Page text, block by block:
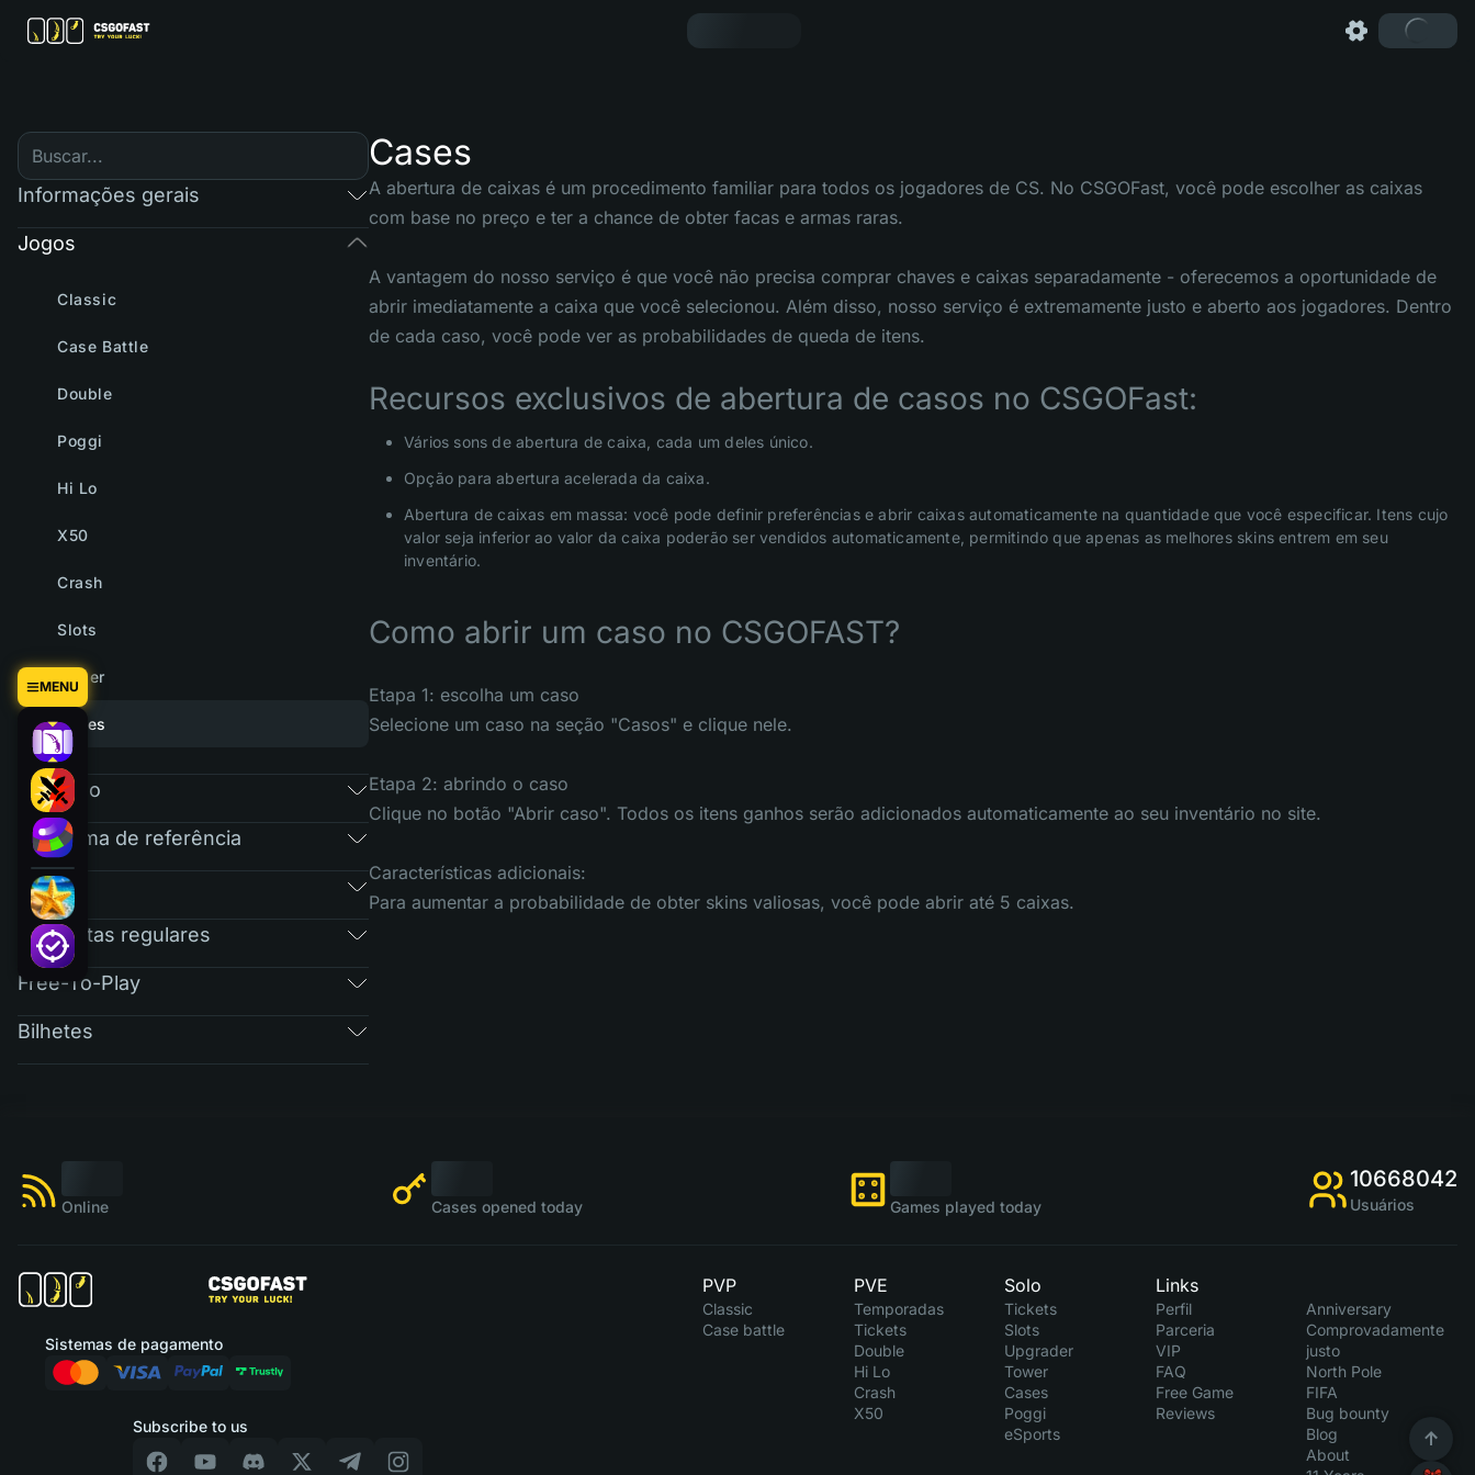
MENU
Informações gerais
Jogos
Classic
Case Battle
Double
Poggi
Hi Lo
X50
Crash
Slots
Tower
Cases
Mercado
Programa de referência
RAIN
Perguntas regulares
Free-To-Play
Bilhetes
Cases
A abertura de caixas é um procedimento familiar para todos os jogadores de CS. No CSGOFast, você pode escolher as caixas
com base no preço e ter a chance de obter facas e armas raras.
A vantagem do nosso serviço é que você não precisa comprar chaves e caixas separadamente - oferecemos a oportunidade de
abrir imediatamente a caixa que você selecionou. Além disso, nosso serviço é extremamente justo e aberto aos jogadores. Dentro
de cada caso, você pode ver as probabilidades de queda de itens.
Recursos exclusivos de abertura de casos no CSGOFast:
Vários sons de abertura de caixa, cada um deles único.
Opção para abertura acelerada da caixa.
Abertura de caixas em massa: você pode definir preferências e abrir caixas automaticamente na quantidade que você especificar. Itens cujo
valor seja inferior ao valor da caixa poderão ser vendidos automaticamente, permitindo que apenas as melhores skins entrem em seu
inventário.
Como abrir um caso no CSGOFAST?
Etapa 1: escolha um caso
Selecione um caso na seção "Casos" e clique nele.
Etapa 2: abrindo o caso
Clique no botão "Abrir caso". Todos os itens ganhos serão adicionados automaticamente ao seu inventário no site.
Características adicionais:
Para aumentar a probabilidade de obter skins valiosas, você pode abrir até 5 caixas.
Online Cases opened today Games played today
10668042
Usuários
Subscribe to us
Sistemas de pagamento
PVP
Classic
Case battle
PVE
Temporadas
Tickets
Double
Hi Lo
Crash
X50
Solo
Tickets
Slots
Upgrader
Tower
Cases
Poggi
eSports
Links
Perfil
Parceria
VIP
FAQ
Free Game
Reviews
Anniversary
Comprovadamente
justo
North Pole
FIFA
Bug bounty
Blog
About